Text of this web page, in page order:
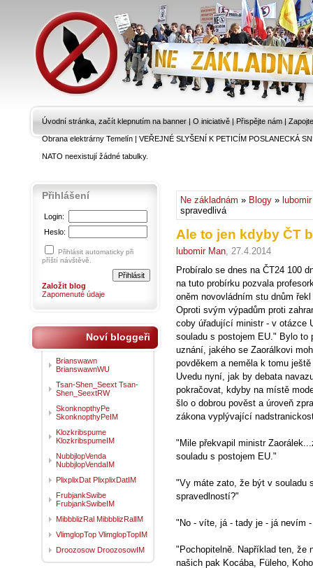
Úvodní stránka, začít klepnutím na banner | O iniciativě | Přispějte nám |
Obrana elektrárny Temelín|VEŘEJNÉ SLYŠENÍ K PETICÍM POSLANECKÁ
NATO neexistují žádné tabulky.
Ne základnám » Blogy »
spravedlivá
Ale to jen kdyby ČT
lubomir Man, 27.4.2014
Probíralo se dnes na ČT24 100
na tuto probírku pozvala
oněm novovládním stu dnům
Oproti svým výpadům proti
coby úřadující ministr - v otázce
souladu s postojem EU." Bylo to
uznání, jakého se Zaorálkovi
povděkem a neměla k tomu
Uvedu nyní, jak by debata
pokračovat, kdyby na místě
šlo o dobrou pověst a úroveň
zákona vyplývající
"Mile překvapil ministr
souladu s postojem EU."
"Vy máte zato, že být v souladu
spravedlností?"
"No - víte, já - tady je - já nevím
"Pochopitelně. Například ten, že
našich pak Kocába, Füleho,
Přihlášení
Login:
Heslo:
Přihlásit automaticky při
příští návštěvě.
Založit blog
Zapomenuté údaje
Noví bloggeři
Brianswawn
BrianswawnWU
Tsan-Shen_Seext Tsan-
Shen_SeextRW
SkonknopthyPe
SkonknopthyPeIM
Klozkribspume
KlozkribspumeIM
NubbjlopVenda
NubbjlopVendaIM
PlixplixDat PlixplixDatIM
FrubjankSwibe
FrubjankSwibeIM
MibbblizRal MibbblizRalIM
VlimglopTop VlimglopTopIM
Droozosow DroozosowIM